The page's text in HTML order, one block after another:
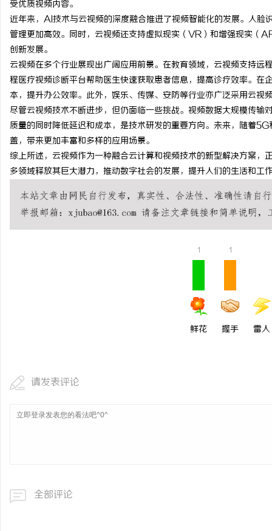
受优质视频内容。
近年来，AI技术与云视频的深度融合推进了视频智能化的发展。人
管理更加高效。同时，云视频还支持虚拟现实（VR）和增强现实（
创新发展。
云视频在多个行业展现出广阔应用前景。在教育领域，云视频支持
程医疗视频诊断平台帮助医生快速获取患者信息，提高诊疗效率。
本，提升办公效率。此外，娱乐、传媒、安防等行业亦广泛采用云视
尽管云视频技术不断进步，但仍面临一些挑战。视频数据大规模传
质量的同时降低延迟和成本，是技术研发的重要方向。未来，随着
盖，带来更加丰富和多样的应用场景。
综上所述，云视频作为一种融合云计算和视频技术的新型解决方案
多领域释放其巨大潜力，推动数字社会的发展，提升人们的生活和工
1
鲜花
1
握手 雷人
请发表评论
全部评论
贝净 AC 国际医疗实验